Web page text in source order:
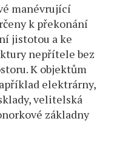
manévrující
k překonání
jistotou a ke
nepřítele bez
K objektům
elektrárny,
velitelská
základny